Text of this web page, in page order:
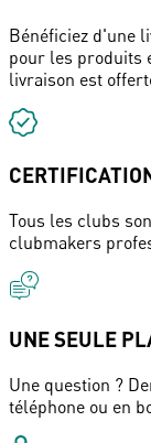
Bénéficiez d'une
pour les produits
livraison est
Tous les clubs
clubmakers
UNE SEULE
Une question ?
téléphone ou en